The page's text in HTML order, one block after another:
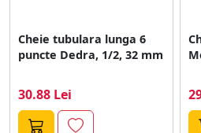
Cheie tubulara lunga 6
puncte Dedra, 1/2, 32 mm
30.88 Lei